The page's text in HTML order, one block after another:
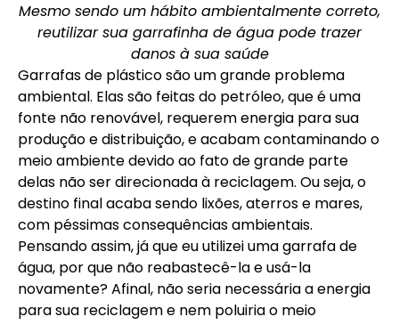
Mesmo sendo um hábito ambientalmente correto,
reutilizar sua garrafinha de água pode trazer
danos à sua saúde
Garrafas de plástico são um grande problema
ambiental. Elas são feitas do petróleo, que é uma
fonte não renovável, requerem energia para sua
produção e distribuição, e acabam contaminando o
meio ambiente devido ao fato de grande parte
delas não ser direcionada à reciclagem. Ou seja, o
destino final acaba sendo lixões, aterros e mares,
com péssimas consequências ambientais.
Pensando assim, já que eu utilizei uma garrafa de
água, por que não reabastecê-la e usá-la
novamente? Afinal, não seria necessária a energia
para sua reciclagem e nem poluiria o meio